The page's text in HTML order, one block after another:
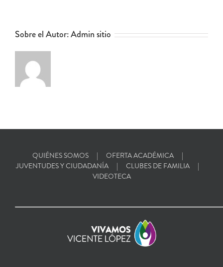
Sobre el Autor:Admin sitio
QUIÉNES SOMOS
OFERTA ACADÉMICA
JUVENTUDES Y CIUDADANÍA
CLUBES DE FAMILIA
VIDEOTECA